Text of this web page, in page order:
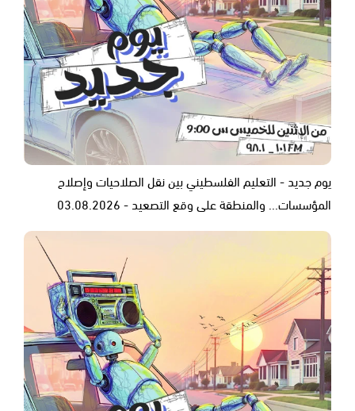
يوم جديد - التعليم الفلسطيني بين نقل الصلاحيات وإصلاح
المؤسسات... والمنطقة على وقع التصعيد - 03.08.2026